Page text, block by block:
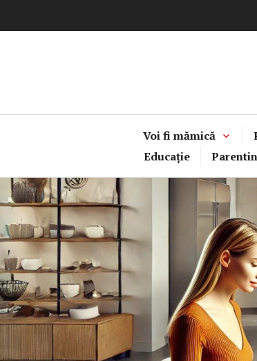
la
Voi fi mămică
Educație